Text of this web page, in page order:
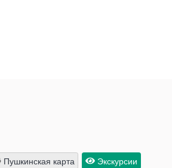
Пушкинская карта Экскурсии